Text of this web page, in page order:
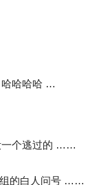
哈哈哈哈 …
一个逃过的 ……
组的白人问号 ……